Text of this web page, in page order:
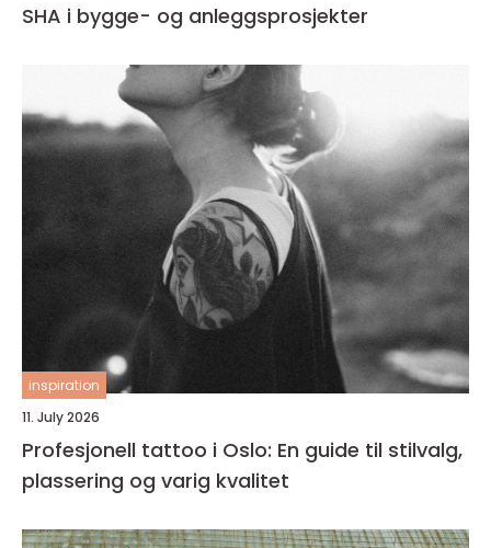
SHA i bygge- og anleggsprosjekter
inspiration
11. July 2026
Profesjonell tattoo i Oslo: En guide til stilvalg,
plassering og varig kvalitet